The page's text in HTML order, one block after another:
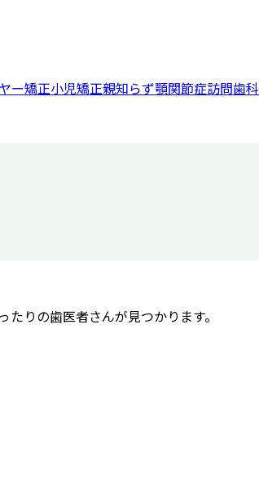
ー矯正小児矯正親知らず顎関節症訪問歯科
りの歯医者さんが見つかります。